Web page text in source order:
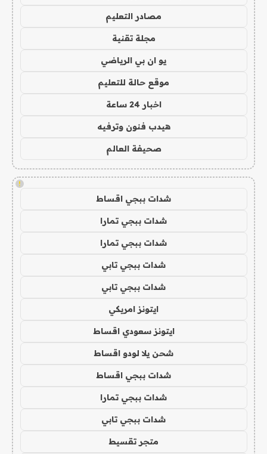
مصادر التعليم
مجلة تقنية
يو ان بي الرياضي
موقع حالة للتعليم
اخبار 24 ساعة
هيدب فنون وترفيه
صحيفة العالم
!
شدات ببجي اقساط
شدات ببجي تمارا
شدات ببجي تمارا
شدات ببجي تابي
شدات ببجي تابي
ايتونز امريكي
ايتونز سعودي اقساط
شحن يلا لودو اقساط
شدات ببجي اقساط
شدات ببجي تمارا
شدات ببجي تابي
متجر تقسيط